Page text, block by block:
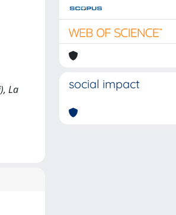
La
social impact